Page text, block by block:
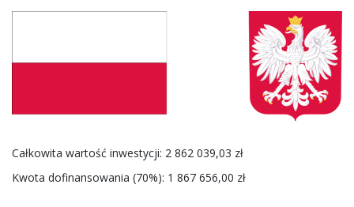
Całkowita wartość inwestycji: 2 862 039,03 zł
Kwota dofinansowania (70%): 1 867 656,00 zł